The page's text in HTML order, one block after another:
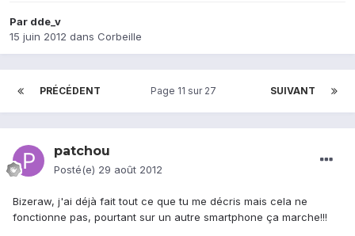
Par dde_v
15 juin 2012 dans Corbeille
PRÉCÉDENT SUIVANT
Page 11 sur 27
patchou
Posté(e) 29 août 2012
Bizeraw, j'ai déjà fait tout ce que tu me décris mais cela ne
fonctionne pas, pourtant sur un autre smartphone ça marche!!!